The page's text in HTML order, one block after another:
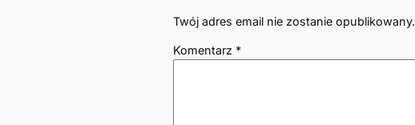
Twój adres email nie zostanie opublikowany.
Komentarz *